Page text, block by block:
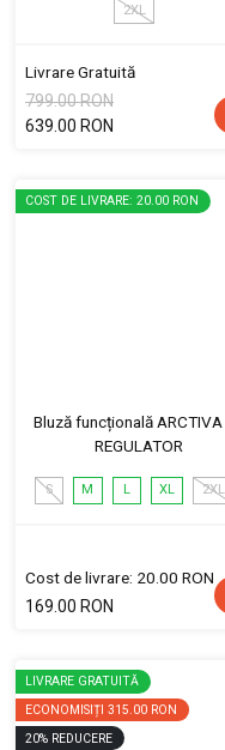
2XL
Livrare Gratuită
799.00 RON
639.00 RON
COST DE LIVRARE: 20.00 RON
Bluză funcțională ARCTIVA
REGULATOR
S M L XL 2XL
Cost de livrare: 20.00 RON
169.00 RON
LIVRARE GRATUITĂ
ECONOMISIȚI 315.00 RON
20% REDUCERE